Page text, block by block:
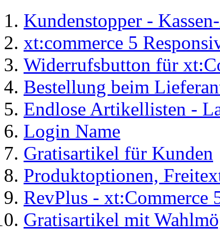
Kundenstopper -
xt:commerce 5
Widerrufsbutton für
Bestellung beim
Endlose Artikellisten -
Login Name
Gratisartikel für Kunden
Produktoptionen,
RevPlus - xt:Commerce
Gratisartikel mit